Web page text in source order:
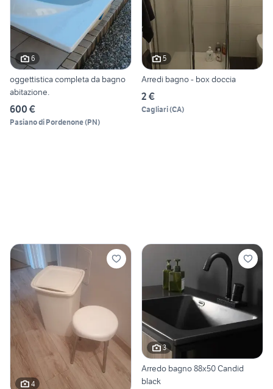
6
oggettistica completa da bagno
abitazione.
600 €
Pasiano di Pordenone(PN)
5
Arredi bagno - box doccia
2 €
Cagliari(CA)
4
3
Arredo bagno 88x50 Candid
black